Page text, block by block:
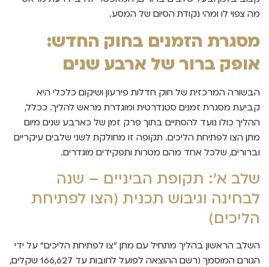
מה צפוי לו ומהי נקודת הסיום של המסע.
מסגרת הזמנים בחוק החדש:
אופק ברור של ארבע שנים
הבשורה המרכזית של חוק חדלות פירעון ושיקום כלכלי היא
קביעת מסגרת זמנים סטנדרטית ומוגדרת מראש להליך. ככלל,
ההליך כולו נועד להסתיים בתוך פרק זמן של כארבע שנים מיום
מתן הצו לפתיחת הליכים. תקופה זו מחולקת לשני שלבים עיקריים
וברורים, שלכל אחד מהם מטרות ותפקידים מוגדרים.
שלב א': תקופת הביניים – שנה
לבחינה וגיבוש תכנית (הצו לפתיחת
הליכים)
השלב הראשון בהליך מתחיל עם מתן "צו לפתיחת הליכים" על ידי
הגורם המוסמך (רשם ההוצאה לפועל לחובות עד 166,627 שקלים,